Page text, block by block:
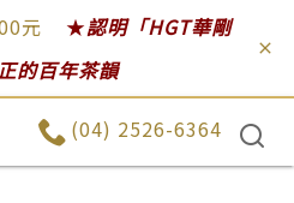
元 ★認明「HGT華剛
的百年茶韻
(04) 2526-6364